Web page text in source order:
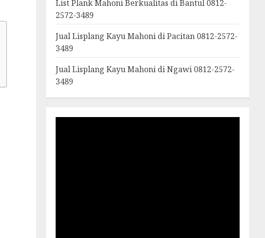
List Plank Mahoni Berkualitas di Bantul 0812-
2572-3489
Jual Lisplang Kayu Mahoni di Pacitan 0812-2572-
3489
Jual Lisplang Kayu Mahoni di Ngawi 0812-2572-
3489